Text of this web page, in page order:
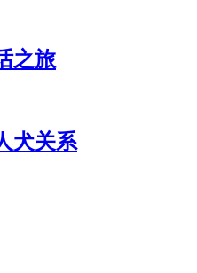
之旅
犬关系